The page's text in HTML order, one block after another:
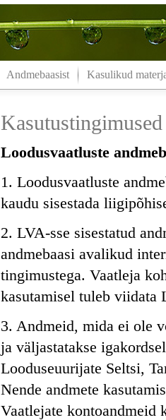
Andmebaasist Kasulikud
Kasutustingimused
Loodusvaatluste
1. Loodusvaatluste
kaudu sisestada
2. LVA-sse sisestatud
andmebaasi avalikud
tingimustega. Vaatleja
kasutamisel tuleb viidata
3. Andmeid, mida ei ole
ja väljastatakse
Looduseuurijate Seltsi,
Nende andmete
Vaatlejate kontoandmeid